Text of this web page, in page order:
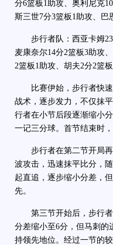
分6篮板1助攻、奥利尼克
斯三世7分3篮板1助攻、巴
步行者队：西亚卡姆23
麦康奈尔14分2篮板3助攻
2篮板1助攻、胡夫2分2篮
比赛伊始，步行者快速
战术，逐步发力，不仅抹
行者在小节后段逐渐缩小
一记三分球。首节结束时，
步行者在第二节开局再
波攻击，迅速抹平比分，
起直追，逐步缩小分差，
先。
第三节开始后，步行者
分差缩小至6分，但马刺的
持领先地位。经过一节的